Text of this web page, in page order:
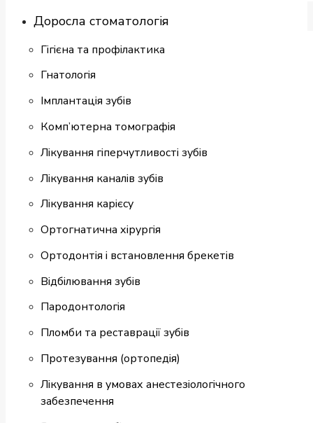
Доросла стоматологія
Гігієна та профілактика
Гнатологія
Імплантація зубів
Комп’ютерна томографія
Лікування гіперчутливості зубів
Лікування каналів зубів
Лікування карієсу
Ортогнатична хірургія
Ортодонтія і встановлення брекетів
Відбілювання зубів
Пародонтологія
Пломби та реставрації зубів
Протезування (ортопедія)
Лікування в умовах анестезіологічного
забезпечення